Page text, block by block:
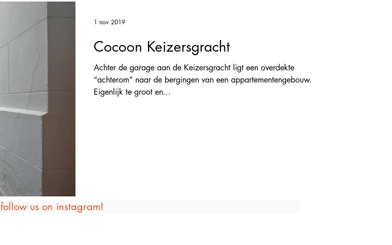
Cocoon Keizersgracht
Achter de garage aan de Keizersgracht ligt een overdekte
“achterom” naar de bergingen van een appartementengebouw.
Eigenlijk te groot en...
1 nov 2019
follow us on instagram!